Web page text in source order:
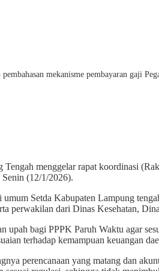
mekanisme pembayaran gaji
menggelar rapat koordinasi
(12/1/2026).
Setda Kabupaten Lampung
dari Dinas Kesehatan,
upah bagi PPPK Paruh Waktu agar
terhadap kemampuan keuangan
perencanaan yang matang dan